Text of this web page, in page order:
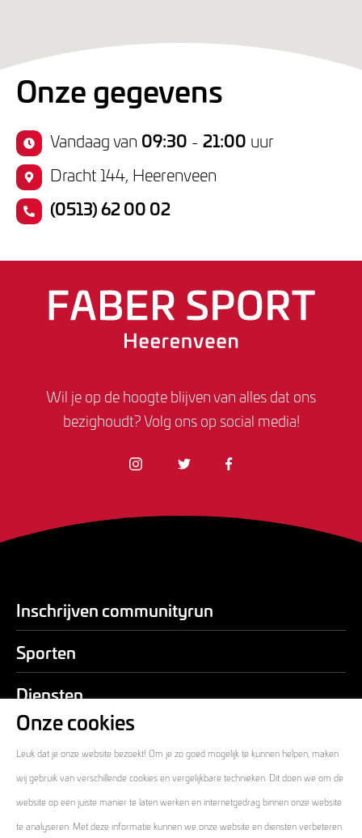
Onze gegevens
Vandaag van 09:30 - 21:00 uur
Dracht 144, Heerenveen
(0513) 62 00 02
Wil je op de hoogte blijven van alles dat ons
bezighoudt? Volg ons op social media!
Inschrijven communityrun
Sporten
Diensten
Contact
Onze cookies
Leuk dat je onze website bezoekt! Om je zo goed mogelijk te kunnen helpen, maken
wij gebruik van verschillende cookies en vergelijkbare technieken. Dit doen we om de
website op een juiste manier te laten werken en internetgedrag binnen onze website
te analyseren. Met deze informatie kunnen we onze website en diensten verbeteren.